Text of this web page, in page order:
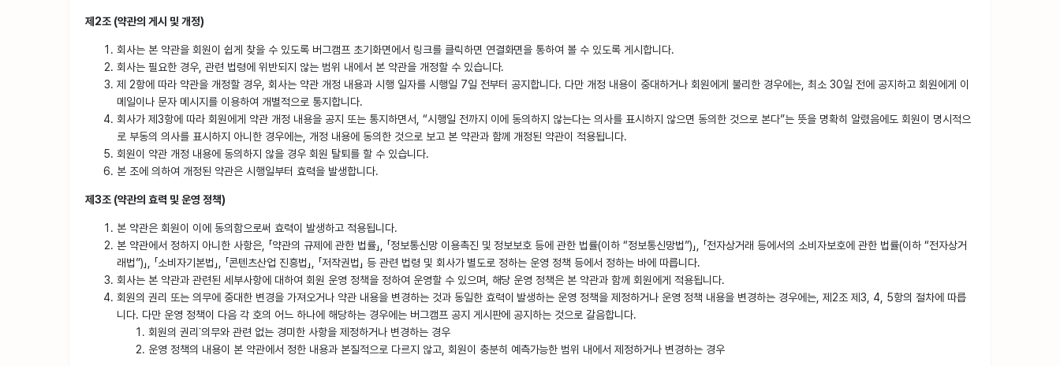
제2조 (약관의 게시 및 개정)
회사는 본 약관을 회원이 쉽게 찾을 수 있도록 버그캠프 초기화면에서 링크를 클릭하면 연결화면을 통하여 볼 수 있도록 게시합니다.
회사는 필요한 경우, 관련 법령에 위반되지 않는 범위 내에서 본 약관을 개정할 수 있습니다.
제 2항에 따라 약관을 개정할 경우, 회사는 약관 개정 내용과 시행 일자를 시행일 7일 전부터 공지합니다. 다만 개정 내용이 중대하거나 회원에게 불리한 경우에는, 최소 30일 전에 공지하고 회원에게 이
메일이나 문자 메시지를 이용하여 개별적으로 통지합니다.
회사가 제3항에 따라 회원에게 약관 개정 내용을 공지 또는 통지하면서, “시행일 전까지 이에 동의하지 않는다는 의사를 표시하지 않으면 동의한 것으로 본다”는 뜻을 명확히 알렸음에도 회원이 명시적으
로 부동의 의사를 표시하지 아니한 경우에는, 개정 내용에 동의한 것으로 보고 본 약관과 함께 개정된 약관이 적용됩니다.
회원이 약관 개정 내용에 동의하지 않을 경우 회원 탈퇴를 할 수 있습니다.
본 조에 의하여 개정된 약관은 시행일부터 효력을 발생합니다.
제3조 (약관의 효력 및 운영 정책)
본 약관은 회원이 이에 동의함으로써 효력이 발생하고 적용됩니다.
본 약관에서 정하지 아니한 사항은, 「약관의 규제에 관한 법률」, 「정보통신망 이용촉진 및 정보보호 등에 관한 법률(이하 “정보통신망법”)」, 「전자상거래 등에서의 소비자보호에 관한 법률(이하 “전자상거
래법”)」, 「소비자기본법」, 「콘텐츠산업 진흥법」, 「저작권법」 등 관련 법령 및 회사가 별도로 정하는 운영 정책 등에서 정하는 바에 따릅니다.
회사는 본 약관과 관련된 세부사항에 대하여 회원 운영 정책을 정하여 운영할 수 있으며, 해당 운영 정책은 본 약관과 함께 회원에게 적용됩니다.
회원의 권리 또는 의무에 중대한 변경을 가져오거나 약관 내용을 변경하는 것과 동일한 효력이 발생하는 운영 정책을 제정하거나 운영 정책 내용을 변경하는 경우에는, 제2조 제3, 4, 5항의 절차에 따릅
니다. 다만 운영 정책이 다음 각 호의 어느 하나에 해당하는 경우에는 버그캠프 공지 게시판에 공지하는 것으로 갈음합니다.
회원의 권리˙의무와 관련 없는 경미한 사항을 제정하거나 변경하는 경우
운영 정책의 내용이 본 약관에서 정한 내용과 본질적으로 다르지 않고, 회원이 충분히 예측가능한 범위 내에서 제정하거나 변경하는 경우